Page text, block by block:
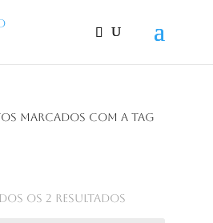
marcados com a tag
os 2 resultadosClassificado